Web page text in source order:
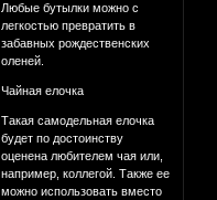
Любые бутылки можно с
легкостью превратить в
забавных рождественских
оленей.
Чайная елочка
Такая самодельная елочка
будет по достоинству
оценена любителем чая или,
например, коллегой. Также ее
можно использовать вместо